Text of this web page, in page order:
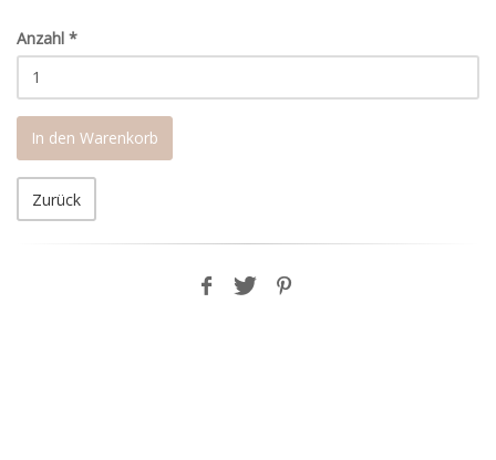
Anzahl *
In den Warenkorb
Zurück